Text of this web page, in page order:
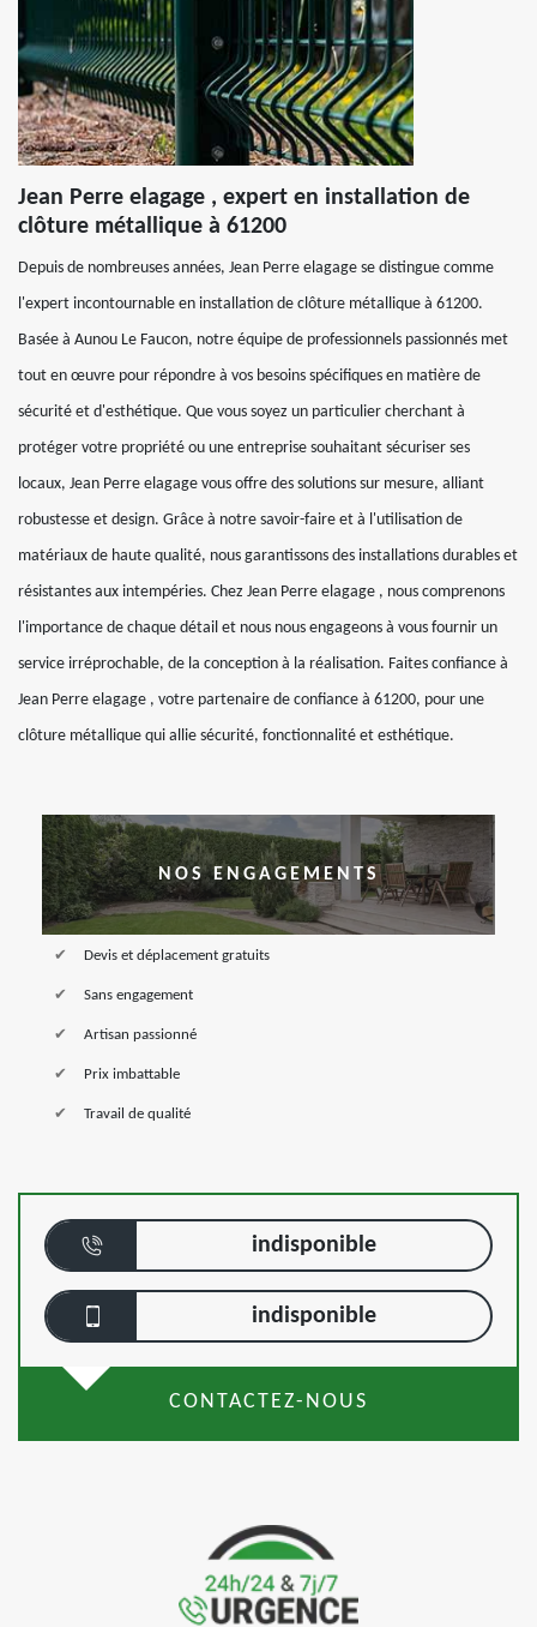
Jean Perre elagage , expert en installation de
clôture métallique à 61200
Depuis de nombreuses années, Jean Perre elagage se distingue comme
l'expert incontournable en installation de clôture métallique à 61200.
Basée à Aunou Le Faucon, notre équipe de professionnels passionnés met
tout en œuvre pour répondre à vos besoins spécifiques en matière de
sécurité et d'esthétique. Que vous soyez un particulier cherchant à
protéger votre propriété ou une entreprise souhaitant sécuriser ses
locaux, Jean Perre elagage vous offre des solutions sur mesure, alliant
robustesse et design. Grâce à notre savoir-faire et à l'utilisation de
matériaux de haute qualité, nous garantissons des installations durables et
résistantes aux intempéries. Chez Jean Perre elagage , nous comprenons
l'importance de chaque détail et nous nous engageons à vous fournir un
service irréprochable, de la conception à la réalisation. Faites confiance à
Jean Perre elagage , votre partenaire de confiance à 61200, pour une
clôture métallique qui allie sécurité, fonctionnalité et esthétique.
NOS ENGAGEMENTS
Devis et déplacement gratuits
Sans engagement
Artisan passionné
Prix imbattable
Travail de qualité
indisponible
indisponible
CONTACTEZ-NOUS